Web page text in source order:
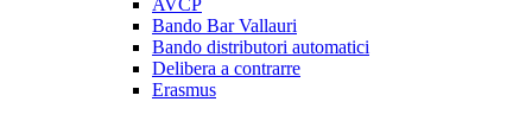
AVCP
Bando Bar Vallauri
Bando distributori automatici
Delibera a contrarre
Erasmus